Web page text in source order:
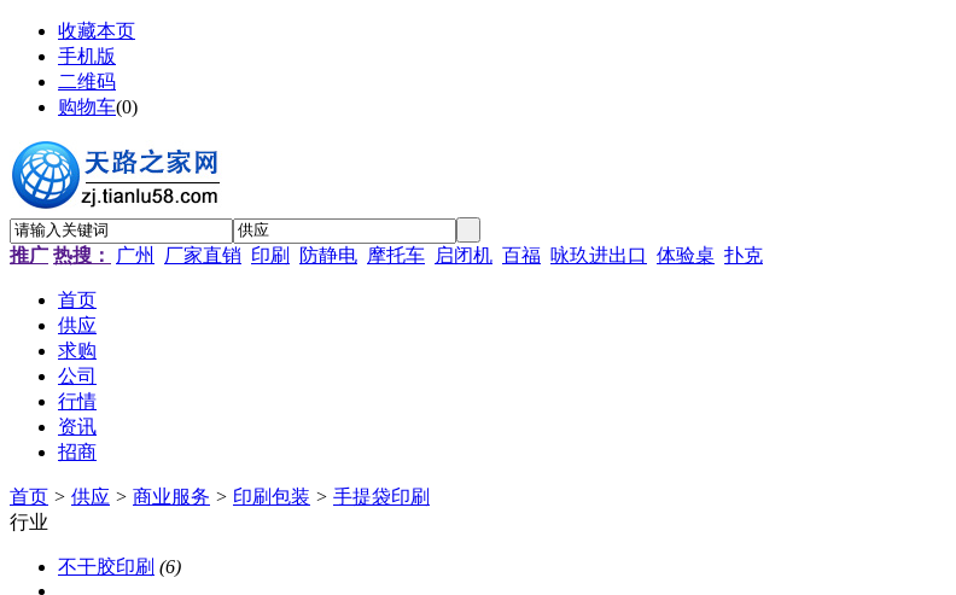
收藏本页
手机版
二维码
购物车(0)
推广 热搜： 广州 厂家直销 印刷 防静电 摩托车 启闭机 百福 咏玖进出口 体验桌 扑克
首页
供应
求购
公司
行情
资讯
招商
首页 > 供应 > 商业服务 > 印刷包装 > 手提袋印刷
行业
不干胶印刷 (6)